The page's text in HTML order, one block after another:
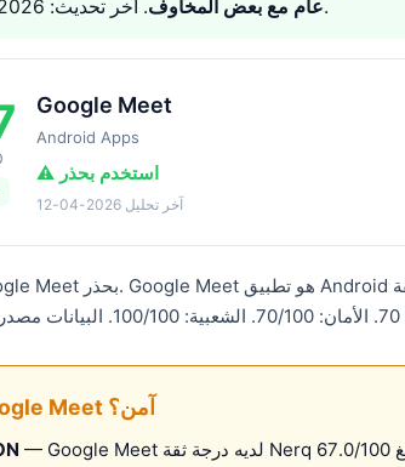
عام مع بعض المخاوف. آخر تحديث: 2026-08-08.
Google Meet
Android Apps
⚠️ استخدم بحذر
آخر تحليل 2026-04-12
هل Google Meet آمن؟
— Google Meet لديه درجة ثقة Nerq تبلغ 67.0/100 (B-). لديه إشارات ثقة متوسطة لكنه يظهر